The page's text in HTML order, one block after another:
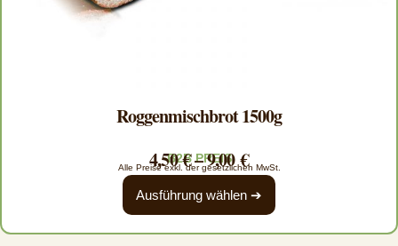
Roggenmischbrot 1500g
B2B PREIS
4,50€–9,00€
Alle Preise exkl. der gesetzlichen MwSt.
Ausführung wählen ➔